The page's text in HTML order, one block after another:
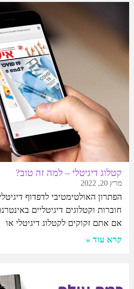
קטלוג דיגיטלי – למה זה טוב?
מרץ 20, 2022
הפתרון האולטימטיבי לדפדוף
חוברות וקטלוגים דיגיטליים
אם אתם זקוקים לקטלוג דיגיטלי או
קרא עוד »